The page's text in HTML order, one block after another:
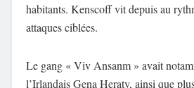
habitants. Kenscoff vit depuis au
attaques ciblées.
Le gang « Viv Ansanm » avait
l’Irlandais Gena Heraty, ainsi que